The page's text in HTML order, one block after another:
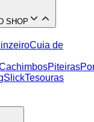
SHOP
Cuia de
Piteiras
SlickTesouras